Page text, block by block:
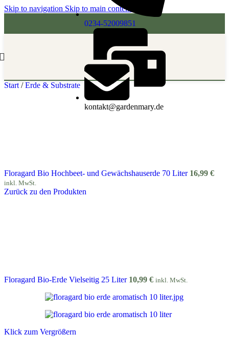
Skip to navigation Skip to main content
0234-52009851
kontakt@gardenmary.de
Start / Erde & Substrate
Floragard Bio Hochbeet- und Gewächshauserde 70 Liter 16,99 €
inkl. MwSt.
Zurück zu den Produkten
Floragard Bio-Erde Vielseitig 25 Liter 10,99 € inkl. MwSt.
Klick zum Vergrößern